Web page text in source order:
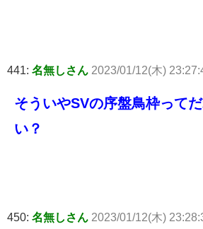
441: 名無しさん 2023/01/12(木)
そういやSVの序盤鳥枠って
い？
450: 名無しさん 2023/01/12(木)